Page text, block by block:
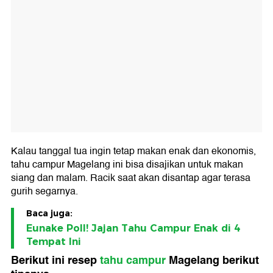
Kalau tanggal tua ingin tetap makan enak dan ekonomis,
tahu campur Magelang ini bisa disajikan untuk makan
siang dan malam. Racik saat akan disantap agar terasa
gurih segarnya.
Baca juga:
Eunake Poll! Jajan Tahu Campur Enak di 4
Tempat Ini
Berikut ini reseptahu campur Magelang berikut